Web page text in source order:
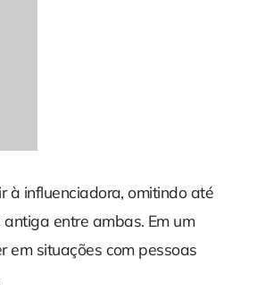
à influenciadora, omitindo até
entre ambas. Em um
em situações com pessoas